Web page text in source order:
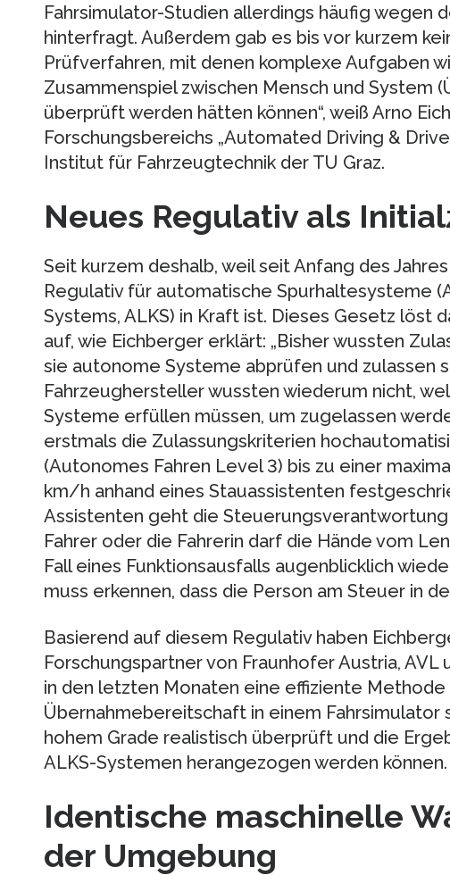
Fahrsimulator-Studien allerdings häufig wegen
hinterfragt. Außerdem gab es bis vor kurzem
Prüfverfahren, mit denen komplexe Aufgaben
Zusammenspiel zwischen Mensch und System
überprüft werden hätten können“, weiß Arno
Forschungsbereichs „Automated Driving &
Institut für Fahrzeugtechnik der TU Graz.
Neues Regulativ als
Seit kurzem deshalb, weil seit Anfang des
Regulativ für automatische Spurhaltesysteme
Systems, ALKS) in Kraft ist. Dieses Gesetz löst
auf, wie Eichberger erklärt: „Bisher wussten
sie autonome Systeme abprüfen und zulassen
Fahrzeughersteller wussten wiederum nicht,
Systeme erfüllen müssen, um zugelassen
erstmals die Zulassungskriterien
(Autonomes Fahren Level 3) bis zu einer
km/h anhand eines Stauassistenten
Assistenten geht die
Fahrer oder die Fahrerin darf die Hände vom
Fall eines Funktionsausfalls augenblicklich
muss erkennen, dass die Person am Steuer in
Basierend auf diesem Regulativ haben
Forschungspartner von Fraunhofer Austria, AVL
in den letzten Monaten eine effiziente
Übernahmebereitschaft in einem Fahrsimulator
hohem Grade realistisch überprüft und die
ALKS-Systemen herangezogen werden können.
Identische maschinelle
der Umgebung